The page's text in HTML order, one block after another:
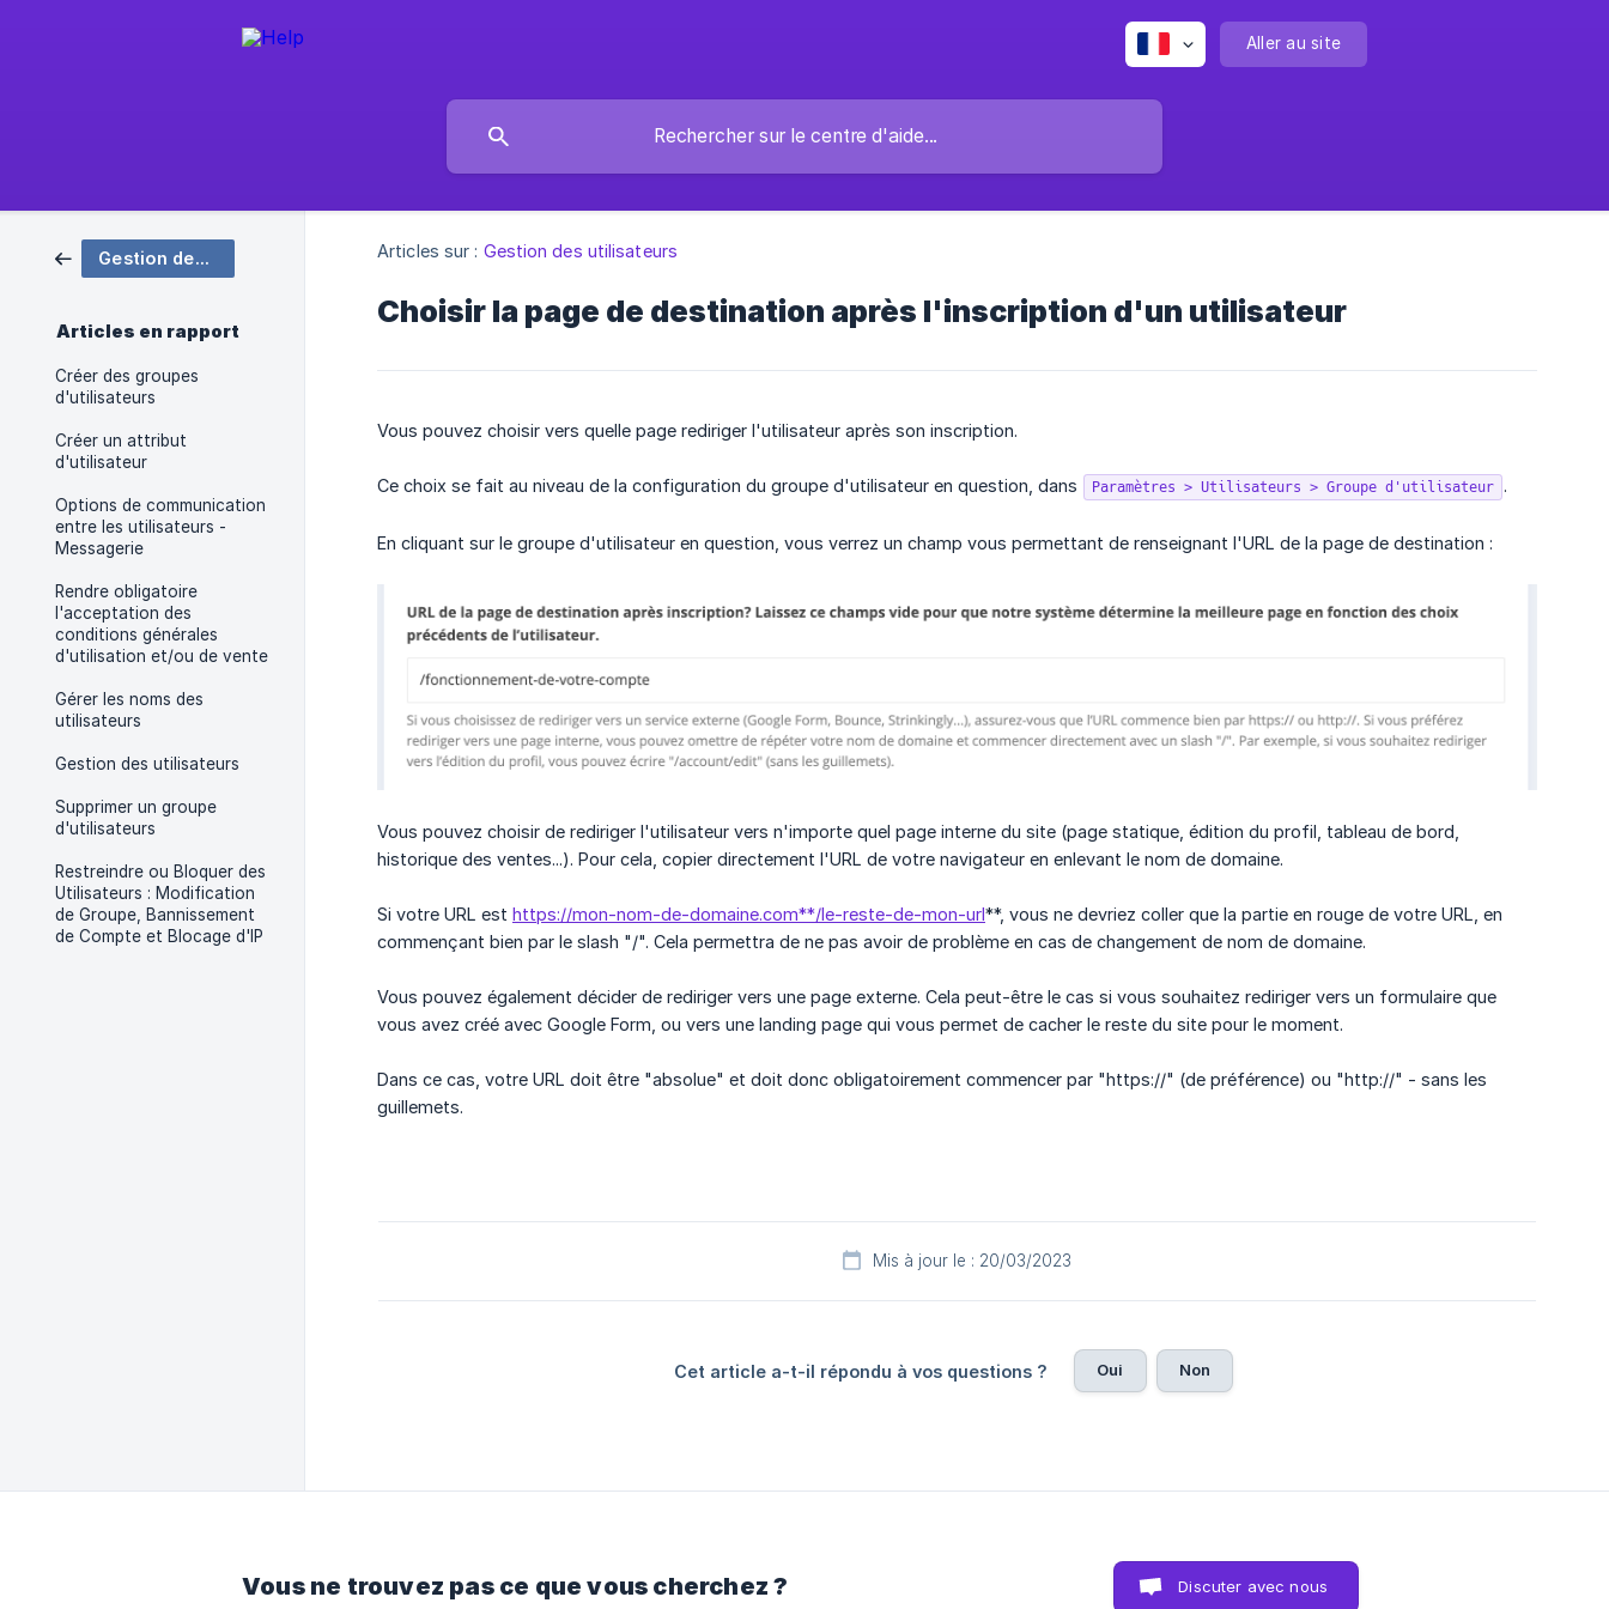
Aller au site
Gestion des utilisateurs
Articles en rapport
Créer des groupes
d'utilisateurs
Créer un attribut
d'utilisateur
Options de communication
entre les utilisateurs -
Messagerie
Rendre obligatoire
l'acceptation des
conditions générales
d'utilisation et/ou de vente
Gérer les noms des
utilisateurs
Gestion des utilisateurs
Supprimer un groupe
d'utilisateurs
Restreindre ou Bloquer des
Utilisateurs : Modification
de Groupe, Bannissement
de Compte et Blocage d'IP
Articles sur : Gestion des utilisateurs
Choisir la page de destination après l'inscription d'un utilisateur
Vous pouvez choisir vers quelle page rediriger l'utilisateur après son inscription.
Ce choix se fait au niveau de la configuration du groupe d'utilisateur en question, dans Paramètres > Utilisateurs > Groupe d'utilisateur .
En cliquant sur le groupe d'utilisateur en question, vous verrez un champ vous permettant de renseignant l'URL de la page de destination :
Vous pouvez choisir de rediriger l'utilisateur vers n'importe quel page interne du site (page statique, édition du profil, tableau de bord,
historique des ventes...). Pour cela, copier directement l'URL de votre navigateur en enlevant le nom de domaine.
Si votre URL est https://mon-nom-de-domaine.com**/le-reste-de-mon-url**, vous ne devriez coller que la partie en rouge de votre URL, en
commençant bien par le slash "/". Cela permettra de ne pas avoir de problème en cas de changement de nom de domaine.
Vous pouvez également décider de rediriger vers une page externe. Cela peut-être le cas si vous souhaitez rediriger vers un formulaire que
vous avez créé avec Google Form, ou vers une landing page qui vous permet de cacher le reste du site pour le moment.
Dans ce cas, votre URL doit être "absolue" et doit donc obligatoirement commencer par "https://" (de préférence) ou "http://" - sans les
guillemets.
Mis à jour le : 20/03/2023
Cet article a-t-il répondu à vos questions ? Oui Non
Vous ne trouvez pas ce que vous cherchez ? Discuter avec nous